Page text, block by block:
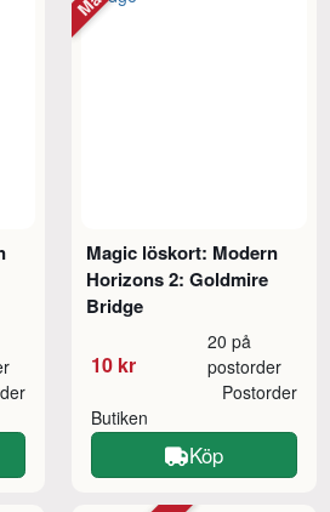
Magic löskort: Modern
Horizons 2: Goldmire
Bridge
10 kr
20 på
postorder
Butiken
Postorder
Köp